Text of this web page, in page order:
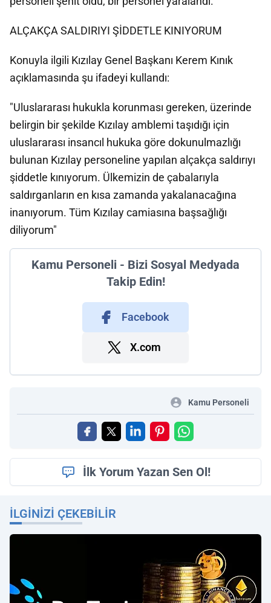
ALÇAKÇA SALDIRIYI ŞİDDETLE KINIYORUM
Konuyla ilgili Kızılay Genel Başkanı Kerem Kınık
açıklamasında şu ifadeyi kullandı:
"Uluslararası hukukla korunması gereken, üzerinde
belirgin bir şekilde Kızılay amblemi taşıdığı için
uluslararası insancıl hukuka göre dokunulmazlığı
bulunan Kızılay personeline yapılan alçakça saldırıyı
şiddetle kınıyorum. Ülkemizin de çabalarıyla
saldırganların en kısa zamanda yakalanacağına
inanıyorum. Tüm Kızılay camiasına başsağlığı
diliyorum"
Kamu Personeli - Bizi Sosyal Medyada
Takip Edin!
Facebook
X.com
Kamu Personeli
İlk Yorum Yazan Sen Ol!
İLGINIZI ÇEKEBILIR